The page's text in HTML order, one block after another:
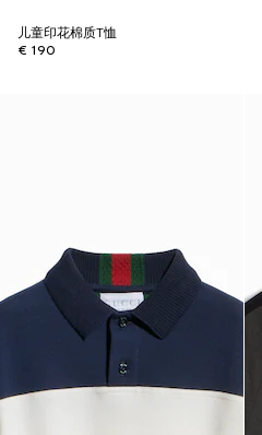
儿童印花棉质T恤
€ 190